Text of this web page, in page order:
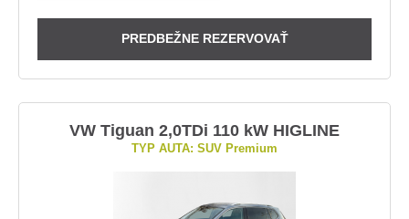
PREDBEŽNE REZERVOVAŤ
VW Tiguan 2,0TDi 110 kW HIGLINE
TYP AUTA: SUV Premium